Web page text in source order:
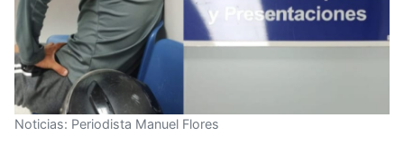
Noticias: Periodista Manuel Flores